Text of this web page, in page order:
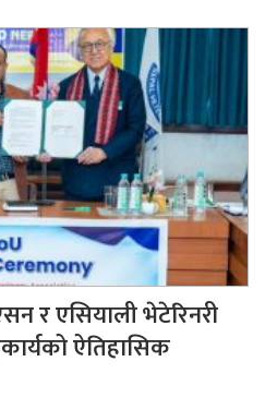
र एसियाली भेटेरिनरी
ऐतिहासिक